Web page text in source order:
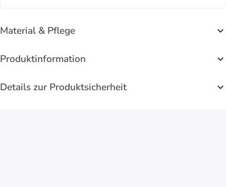
Material & Pflege
Produktinformation
Details zur Produktsicherheit